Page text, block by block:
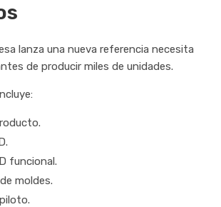
lanza una nueva referencia necesita
de producir miles de unidades.
funcional.
moldes.